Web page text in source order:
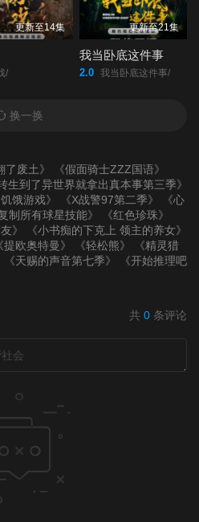
更新至14集
/
更新至21集
我当卧底这件事
2.0 我当卧底这件事/
换一换
废土》
《假面骑士ZZZ国语》
生到了异世界就拿出真本事第三季》
饥饿游戏》 《X战警97第二季》
《心
制所有球星技能》
《红色珍珠》
》
《小书痴的下克上 领主的养女》
《提欧奥特曼》 《轻松熊》
《精灵猎
《天赐的声音第七季》
《开始推理吧
共 0 条评论